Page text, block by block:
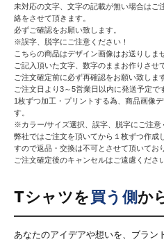
未対応の文字、文字の記載が無い場合はご
絡をさせて頂きます。
必ずご確認をお願い致します。
※誤字、脱字にご注意ください！
こちらの商品はデザイン画像はお送りしま
ご記入頂いた文字、数字のままお作りさせ
ご注文確定前に必ず再確認をお願い致しま
ご注文日より3～5営業日以内に発送予定で
1枚ずつ加工・プリントする為、商品画像
す。
※カラー/サイズ選択、誤字、脱字にご注意
弊社ではご注文を頂いてから１枚ずつ作成
すので返品・交換は不可とさせて頂いてお
ご注文確定後のキャンセルはご遠慮くださ
Tシャツを買う側か
あなたのアイデアや想いを、ブラン